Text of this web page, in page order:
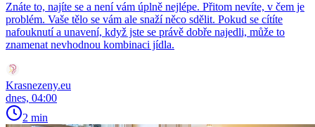
Znáte to, najíte se a není vám úplně nejlépe. Přitom nevíte, v čem je
problém. Vaše tělo se vám ale snaží něco sdělit. Pokud se cítíte
nafouknutí a unavení, když jste se právě dobře najedli, může to
znamenat nevhodnou kombinaci jídla.
Krasnezeny.eu
dnes, 04:00
2 min